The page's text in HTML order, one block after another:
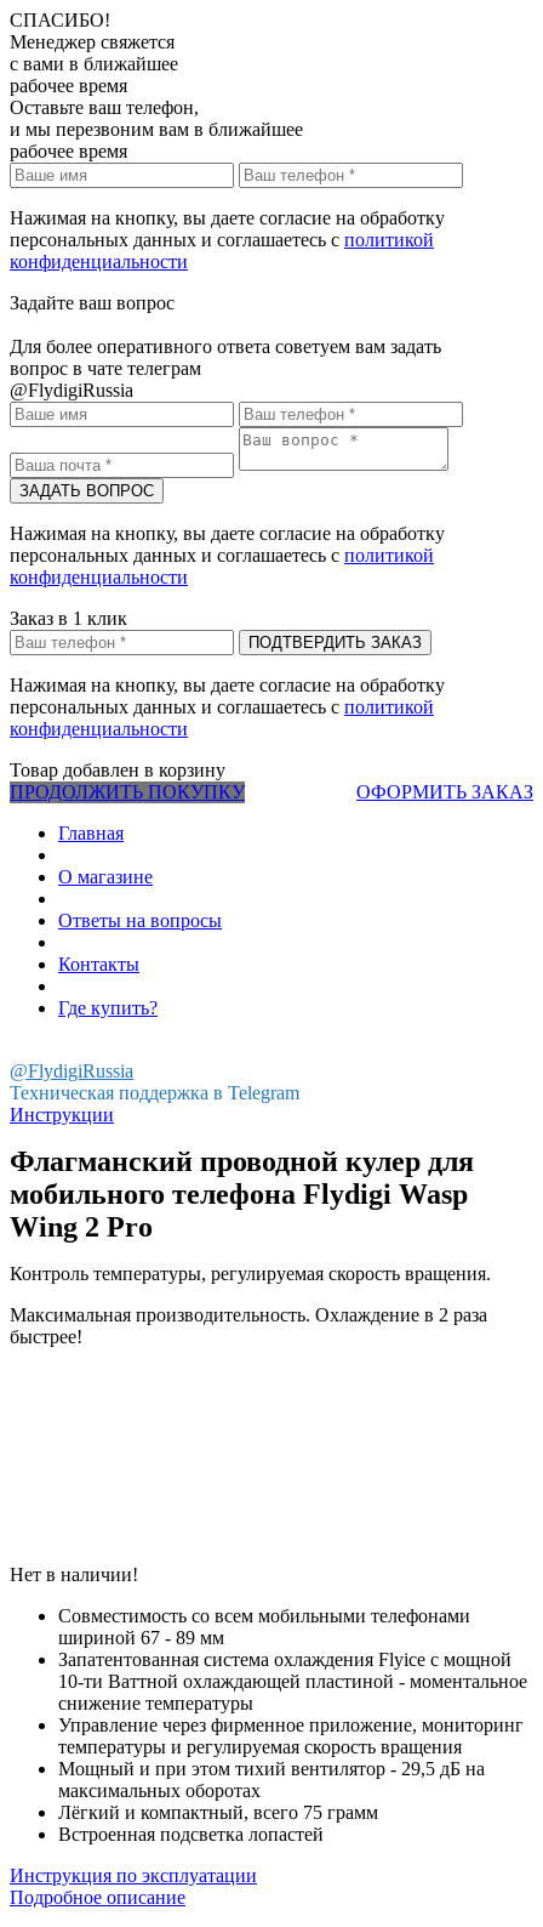
СПАСИБО!
Менеджер свяжется
с вами в ближайшее
рабочее время
Оставьте ваш телефон,
и мы перезвоним вам в ближайшее
рабочее время
Нажимая на кнопку, вы даете согласие на обработку
персональных данных и соглашаетесь c политикой
конфиденциальности
Задайте ваш вопрос
Для более оперативного ответа советуем вам задать
вопрос в чате телеграм
@FlydigiRussia
Нажимая на кнопку, вы даете согласие на обработку
персональных данных и соглашаетесь c политикой
конфиденциальности
Заказ в 1 клик
Нажимая на кнопку, вы даете согласие на обработку
персональных данных и соглашаетесь c политикой
конфиденциальности
Товар добавлен в корзину
ПРОДОЛЖИТЬ ПОКУПКУ
ОФОРМИТЬ ЗАКАЗ
Главная
О магазине
Ответы на вопросы
Контакты
Где купить?
@FlydigiRussia
Техническая поддержка в Telegram
Инструкции
Флагманский проводной кулер для
мобильного телефона Flydigi Wasp
Wing 2 Pro
Контроль температуры, регулируемая скорость вращения.
Максимальная производительность. Охлаждение в 2 раза
быстрее!
Нет в наличии!
Совместимость со всем мобильными телефонами
шириной 67 - 89 мм
Запатентованная система охлаждения Flyice с мощной
10-ти Ваттной охлаждающей пластиной - моментальное
снижение температуры
Управление через фирменное приложение, мониторинг
температуры и регулируемая скорость вращения
Мощный и при этом тихий вентилятор - 29,5 дБ на
макcимальных оборотах
Лёгкий и компактный, всего 75 грамм
Встроенная подсветка лопастей
Инструкция по эксплуатации
Подробное описание